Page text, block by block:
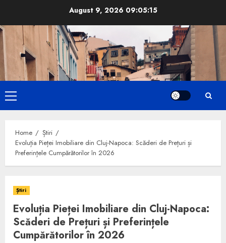
content
August 9, 2026 09:05:16
Primary
Menu
Home
Știri
Evoluția Pieței Imobiliare din Cluj-Napoca: Scăderi de Prețuri și
Preferințele Cumpărătorilor în 2026
Știri
Evoluția Pieței Imobiliare din Cluj-Napoca:
Scăderi de Prețuri și Preferințele
Cumpărătorilor în 2026